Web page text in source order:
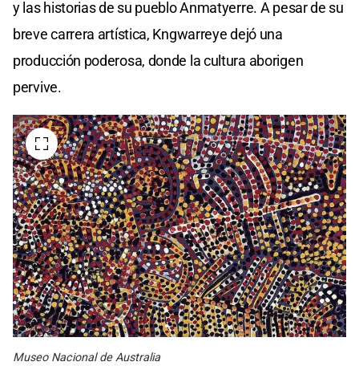
y las historias de su pueblo Anmatyerre. A pesar de su
breve carrera artística, Kngwarreye dejó una
producción poderosa, donde la cultura aborigen
pervive.
Museo Nacional de Australia